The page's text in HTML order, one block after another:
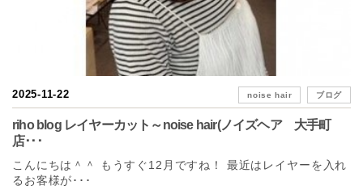
2025-11-22 noise hair ブログ
riho blog レイヤーカット～noise hair(ノイズヘア 大手町
店･･･
こんにちは＾＾ もうすぐ12月ですね！ 最近はレイヤーを入れ
るお客様が･･･